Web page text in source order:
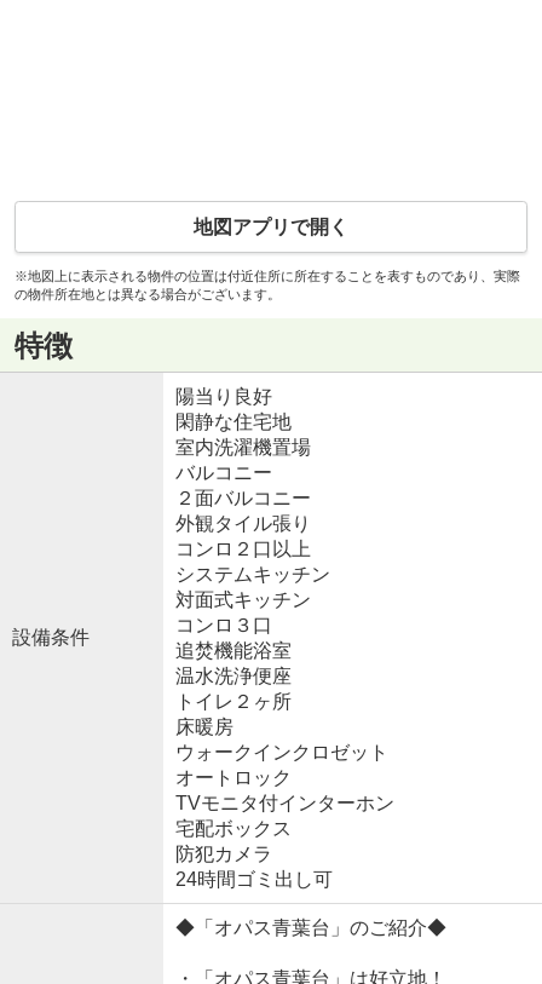
地図アプリで開く
※地図上に表示される物件の位置は付近住所に所在することを表すものであり、実際
の物件所在地とは異なる場合がございます。
特徴
設備条件
陽当り良好
閑静な住宅地
室内洗濯機置場
バルコニー
２面バルコニー
外観タイル張り
コンロ２口以上
システムキッチン
対面式キッチン
コンロ３口
追焚機能浴室
温水洗浄便座
トイレ２ヶ所
床暖房
ウォークインクロゼット
オートロック
TVモニタ付インターホン
宅配ボックス
防犯カメラ
24時間ゴミ出し可
◆「オパス青葉台」のご紹介◆
・「オパス青葉台」は好立地！